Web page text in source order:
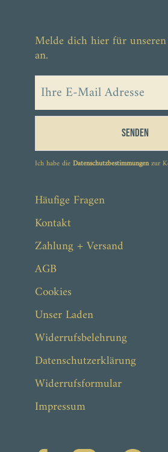
Melde dich hier für
an.
Senden
Ich habe dieDatenschutzbestimmungenzur
Häufige Fragen
Kontakt
Zahlung + Versand
AGB
Cookies
Unser Laden
Widerrufsbelehrung
Datenschutzerklärung
Widerrufsformular
Impressum